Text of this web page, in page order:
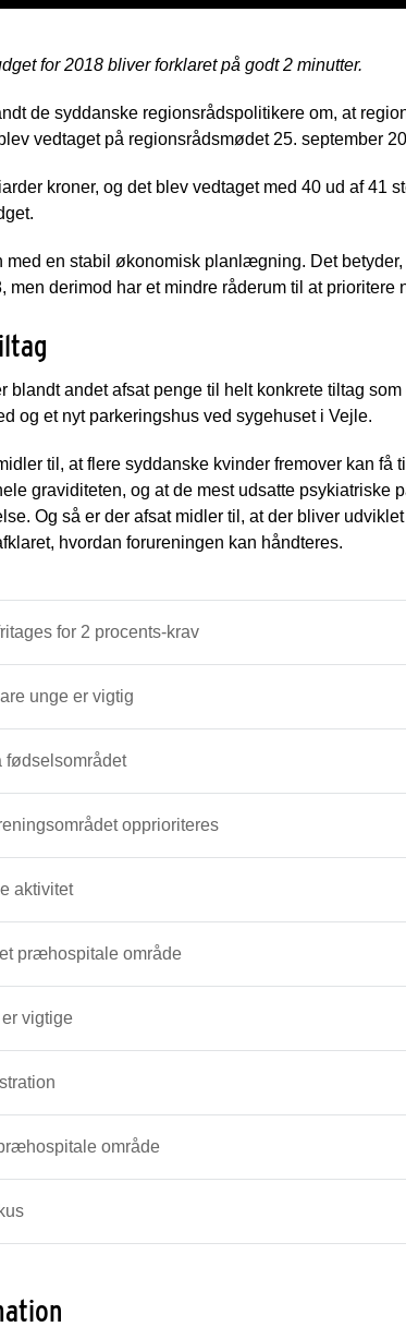
for 2018 bliver forklaret på godt 2 minutter.
de syddanske regionsrådspolitikere om, at
vedtaget på regionsrådsmødet 25. september
kroner, og det blev vedtaget med 40 ud af 41
med en stabil økonomisk planlægning. Det
men derimod har et mindre råderum til at prioritere
blandt andet afsat penge til helt konkrete tiltag
og et nyt parkeringshus ved sygehuset i Vejle.
til, at flere syddanske kvinder fremover kan få
graviditeten, og at de mest udsatte psykiatriske
Og så er der afsat midler til, at der bliver
hvordan forureningen kan håndteres.
for 2 procents-krav
unge er vigtig
fødselsområdet
opprioriteres
aktivitet
præhospitale område
vigtige
område